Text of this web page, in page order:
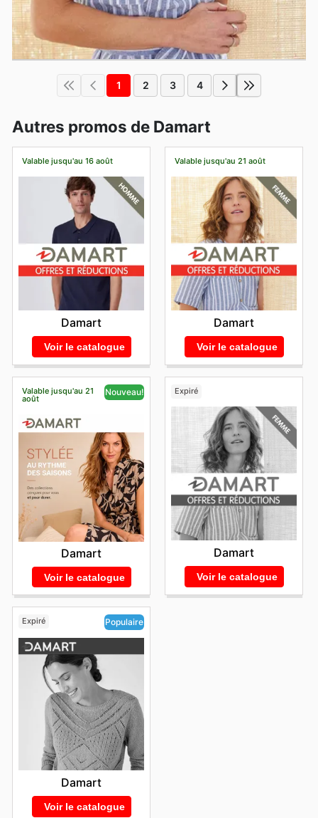
1 2 3 4
Autres promos de Damart
Valable jusqu'au 16 août
Damart
Voir le catalogue
Valable jusqu'au 21 août
Damart
Voir le catalogue
Valable jusqu'au 21
août
Nouveau!
Damart
Voir le catalogue
Expiré
Damart
Voir le catalogue
Expiré Populaire
Damart
Voir le catalogue